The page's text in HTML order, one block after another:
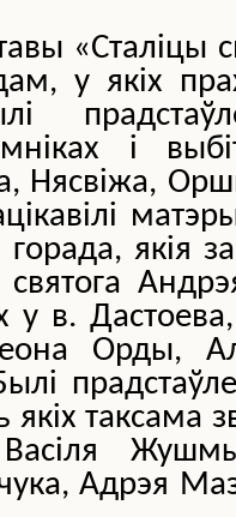
«Сталіцы
у якіх
і
Нясвіжа,
якія
у в.
Орды,
таксама
Адрэя